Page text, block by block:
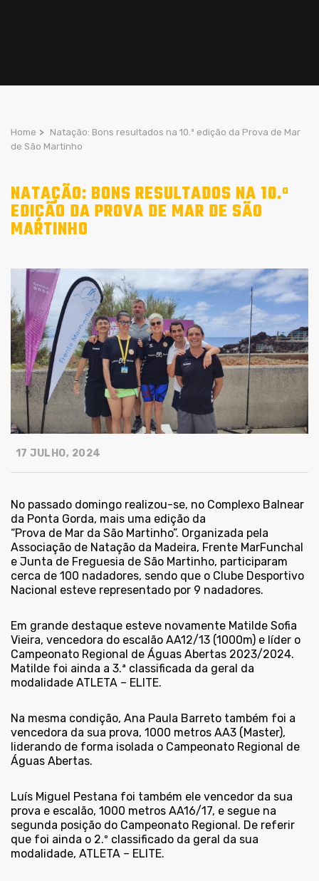
Home > Natação: Bons resultados na 10.ª edição da Prova de Mar
de São Martinho
NATAÇÃO: BONS RESULTADOS NA 10.ª
EDIÇÃO DA PROVA DE MAR DE SÃO
MARTINHO
17 JULHO, 2024
No passado domingo realizou-se, no Complexo Balnear
da Ponta Gorda, mais uma edição da
“Prova de Mar da São Martinho”. Organizada pela
Associação de Natação da Madeira, Frente MarFunchal
e Junta de Freguesia de São Martinho, participaram
cerca de 100 nadadores, sendo que o Clube Desportivo
Nacional esteve representado por 9 nadadores.
Em grande destaque esteve novamente Matilde Sofia
Vieira, vencedora do escalão AA12/13 (1000m) e líder o
Campeonato Regional de Águas Abertas 2023/2024.
Matilde foi ainda a 3.ª classificada da geral da
modalidade ATLETA – ELITE.
Na mesma condição, Ana Paula Barreto também foi a
vencedora da sua prova, 1000 metros AA3 (Master),
liderando de forma isolada o Campeonato Regional de
Águas Abertas.
Luís Miguel Pestana foi também ele vencedor da sua
prova e escalão, 1000 metros AA16/17, e segue na
segunda posição do Campeonato Regional. De referir
que foi ainda o 2.º classificado da geral da sua
modalidade, ATLETA – ELITE.